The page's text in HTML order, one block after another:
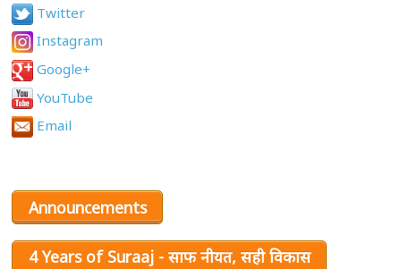
Twitter
Instagram
Google+
YouTube
Email
Announcements
4 Years of Suraaj - साफ नीयत, सही विकास